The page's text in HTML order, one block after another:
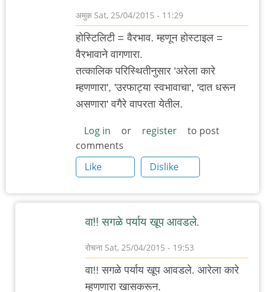
अमुकSat, 25/04/2015 - 11:29
होस्टिलिटी = वैरभाव. म्हणून होस्टाइल =
वैरभावाने वागणारा.
तत्कालिक परिस्थितीनुसार 'अरेला कारे
म्हणणारा', 'उरफाट्या स्वभावाचा', 'दात धरून
असणारा' वगैरे वापरता येतील.
Log in or register
to post
comments
Like
Dislike
वा!! सगळे पर्याय खूप आवडले.
रोचना Sat, 25/04/2015 - 19:53
वा!! सगळे पर्याय खूप आवडले. आरेला कारे
म्हणणारा खासकरून.